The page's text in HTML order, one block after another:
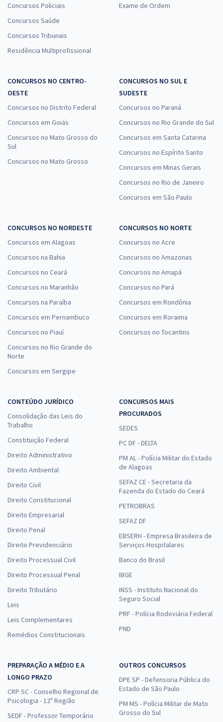
Concursos Policiais
Concursos Saúde
Concursos Tribunais
Residência Multiprofissional
Exame de Ordem
CONCURSOS NO CENTRO-
OESTE
Concursos no Distrito Federal
Concursos em Goiás
Concursos no Mato Grosso do
Sul
Concursos no Mato Grosso
CONCURSOS NO SUL E
SUDESTE
Concursos no Paraná
Concursos no Rio Grande do Sul
Concursos em Santa Catarina
Concursos no Espírito Santo
Concursos em Minas Gerais
Concursos no Rio de Janeiro
Concursos em São Paulo
CONCURSOS NO NORDESTE
Concursos em Alagoas
Concursos na Bahia
Concursos no Ceará
Concursos no Maranhão
Concursos na Paraíba
Concursos em Pernambuco
Concursos no Piauí
Concursos no Rio Grande do
Norte
Concursos em Sergipe
CONCURSOS NO NORTE
Concursos no Acre
Concursos no Amazonas
Concursos no Amapá
Concursos no Pará
Concursos em Rondônia
Concursos em Roraima
Concursos no Tocantins
CONTEÚDO JURÍDICO
Consolidação das Leis do
Trabalho
Constituição Federal
Direito Administrativo
Direito Ambiental
Direito Civil
Direito Constitucional
Direito Empresarial
Direito Penal
Direito Previdenciário
Direito Processual Civil
Direito Processual Penal
Direito Tributário
Leis
Leis Complementares
Remédios Constitucionais
CONCURSOS MAIS
PROCURADOS
SEDES
PC DF - DELTA
PM AL - Polícia Militar do Estado
de Alagoas
SEFAZ CE - Secretaria da
Fazenda do Estado do Ceará
PETROBRAS
SEFAZ DF
EBSERH - Empresa Brasileira de
Serviços Hospitalares
Banco do Brasil
IBGE
INSS - Instituto Nacional do
Seguro Social
PRF - Polícia Rodoviária Federal
PND
PREPARAÇÃO A MÉDIO E A
LONGO PRAZO
CRP SC - Conselho Regional de
Psicologia - 12ª Região
SEDF - Professor Temporário
OUTROS CONCURSOS
DPE SP - Defensoria Pública do
Estado de São Paulo
PM MS - Polícia Militar de Mato
Grosso do Sul